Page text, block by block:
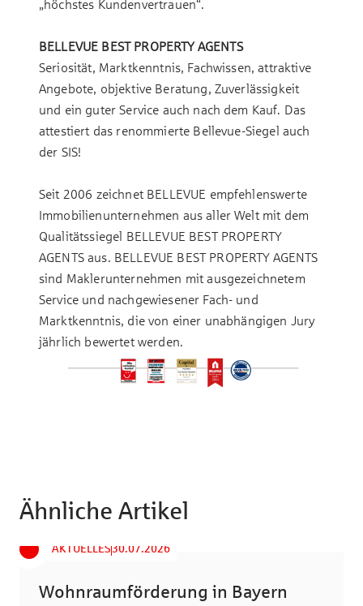
„höchstes Kundenvertrauen“.
BELLEVUE BEST PROPERTY AGENTS
Seriosität, Marktkenntnis, Fachwissen, attraktive
Angebote, objektive Beratung, Zuverlässigkeit
und ein guter Service auch nach dem Kauf. Das
attestiert das renommierte Bellevue-Siegel auch
der SIS!
Seit 2006 zeichnet BELLEVUE empfehlenswerte
Immobilienunternehmen aus aller Welt mit dem
Qualitätssiegel BELLEVUE BEST PROPERTY
AGENTS aus. BELLEVUE BEST PROPERTY AGENTS
sind Maklerunternehmen mit ausgezeichnetem
Service und nachgewiesener Fach- und
Marktkenntnis, die von einer unabhängigen Jury
jährlich bewertet werden.
Ähnliche Artikel
AKTUELLES30.07.2026
Wohnraumförderung in Bayern